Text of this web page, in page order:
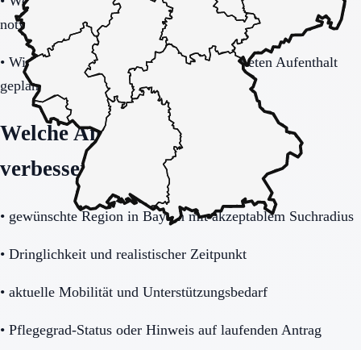
notwendig?
• Wie wird der Übergang nach dem befristeten Aufenthalt
geplant?
Welche Angaben die Anfrage
verbessern
• gewünschte Region in Bayern mit akzeptablem Suchradius
• Dringlichkeit und realistischer Zeitpunkt
• aktuelle Mobilität und Unterstützungsbedarf
• Pflegegrad-Status oder Hinweis auf laufenden Antrag